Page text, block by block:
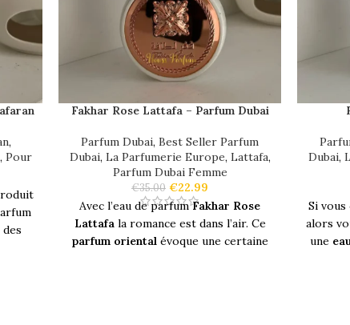
,
, Pour
Fakhar Rose Lattafa – Parfum Dubai
Parfum Dubai, Best Seller Parfum
Dubai, La Parfumerie Europe, Lattafa,
Parfum Dubai Femme
€35.00 €22.99
Avec l’eau de parfumFakhar Rose
Lattafala romance est dans l’air. Ce
parfum orientalévoque une certaine
Dubai,
Si
alors
une